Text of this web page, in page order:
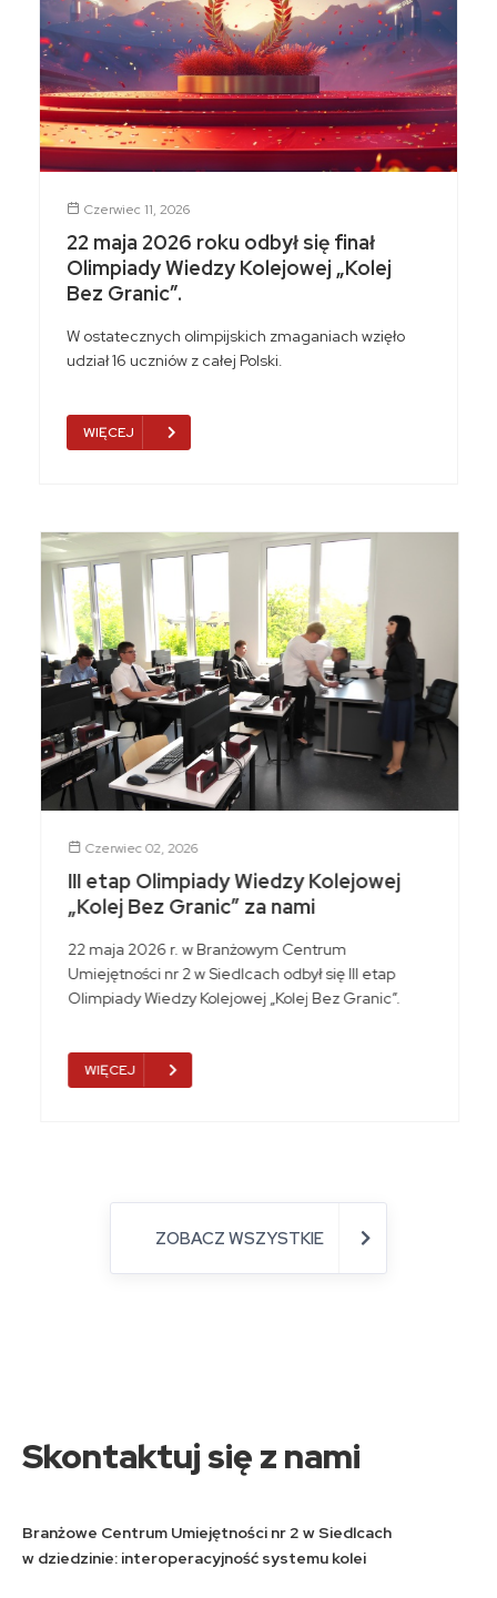
Czerwiec 11, 2026
22 maja 2026 roku odbył się finał
Olimpiady Wiedzy Kolejowej „Kolej
Bez Granic”.
W ostatecznych olimpijskich zmaganiach wzięło
udział 16 uczniów z całej Polski.
WIĘCEJ
Czerwiec 02, 2026
III etap Olimpiady Wiedzy Kolejowej
„Kolej Bez Granic” za nami
22 maja 2026 r. w Branżowym Centrum
Umiejętności nr 2 w Siedlcach odbył się III etap
Olimpiady Wiedzy Kolejowej „Kolej Bez Granic”.
WIĘCEJ
ZOBACZ WSZYSTKIE
Skontaktuj się z nami
Branżowe Centrum Umiejętności nr 2 w Siedlcach
w dziedzinie: interoperacyjność systemu kolei